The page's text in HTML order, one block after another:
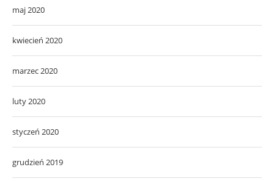
maj 2020
kwiecień 2020
marzec 2020
luty 2020
styczeń 2020
grudzień 2019